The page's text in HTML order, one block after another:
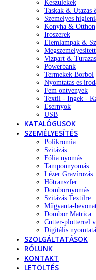
Keszulekek
Taskak & Utazas
Szemelyes
Konyha & Otthon
Iroszerek
Elemlampak &
Vizpart &
Powerbank
Termekek Borbol
Nyomtatas es
Fem ontvenyek
Textil - Ingek -
Esernyok
USB
KATALÓGUSOK
SZEMÉLYESÍTÉS
Polikromia
Szitázás
Fólia nyomás
Tamponnyomás
Lézer Gravírozás
Hőtranszfer
Dombornyomás
Szitázás Textilre
Műgyanta-
Dombor Matrica
Cutter-plotterrel
Digitális
SZOLGÁLTATÁSOK
RÓLUNK
KONTAKT
LETÖLTÉS